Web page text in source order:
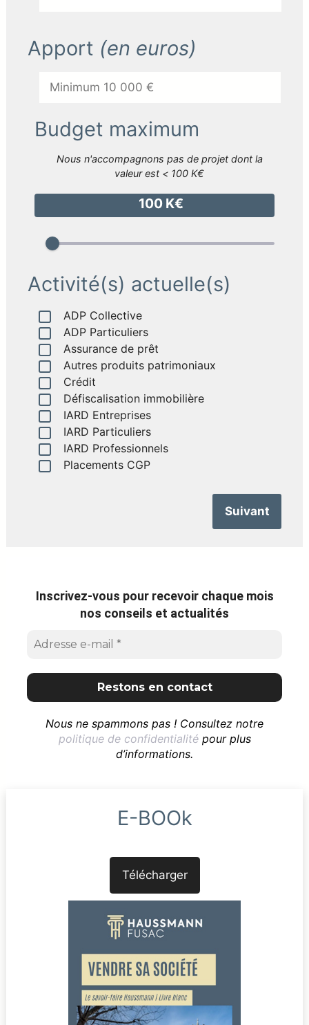
Apport (en euros)
Budget maximum
Nous n'accompagnons pas de projet dont la
valeur est < 100 K€
100 K€
Activité(s) actuelle(s)
ADP Collective
ADP Particuliers
Assurance de prêt
Autres produits patrimoniaux
Crédit
Défiscalisation immobilière
IARD Entreprises
IARD Particuliers
IARD Professionnels
Placements CGP
Suivant
Inscrivez-vous pour recevoir chaque mois
nos conseils et actualités
Nous ne spammons pas ! Consultez notre
politique de confidentialitépour plus
d’informations.
E-BOOk
Télécharger